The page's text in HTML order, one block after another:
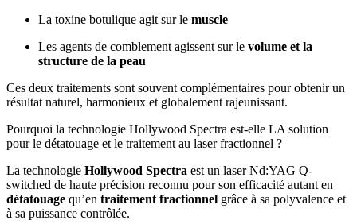
La toxine botulique agit sur le muscle
Les agents de comblement agissent sur le volume et la
structure de la peau
Ces deux traitements sont souvent complémentaires pour obtenir un
résultat naturel, harmonieux et globalement rajeunissant.
Pourquoi la technologie Hollywood Spectra est-elle LA solution
pour le détatouage et le traitement au laser fractionnel ?
La technologie Hollywood Spectra est un laser Nd:YAG Q-
switched de haute précision reconnu pour son efficacité autant en
détatouage qu’en traitement fractionnel grâce à sa polyvalence et
à sa puissance contrôlée.